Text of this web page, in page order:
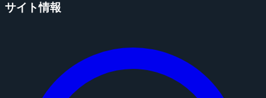
サイト情報